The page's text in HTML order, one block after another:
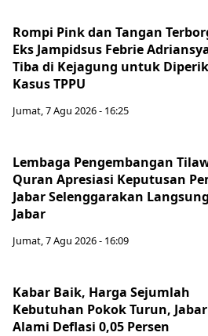
Rompi Pink dan Tangan
Eks Jampidsus Febrie
Tiba di Kejagung untuk
Kasus TPPU
Jumat, 7 Agu 2026 - 16:25
Lembaga Pengembangan
Quran Apresiasi Keputusan
Jabar Selenggarakan
Jabar
Jumat, 7 Agu 2026 - 16:09
Kabar Baik, Harga Sejumlah
Kebutuhan Pokok Turun, Jabar
Alami Deflasi 0,05 Persen